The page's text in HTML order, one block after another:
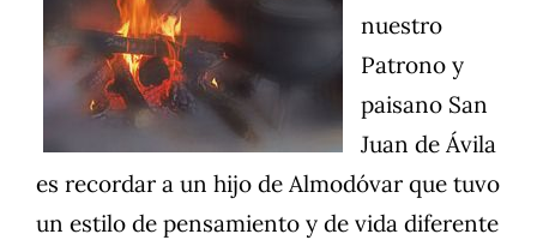
nuestro
Patrono y
paisano San
Juan de Ávila
es recordar a un hijo de Almodóvar que tuvo
un estilo de pensamiento y de vida diferente